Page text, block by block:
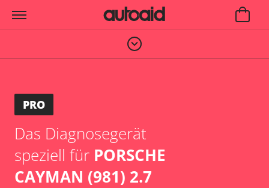
PRO
Das Diagnosegerät
speziell für PORSCHE
CAYMAN (981) 2.7